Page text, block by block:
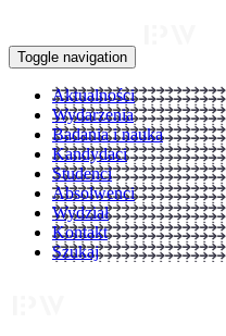
Toggle navigation
Aktualności
Wydarzenia
Badania i nauka
Kandydaci
Studenci
Absolwenci
Wydział
Kontakt
Szukaj